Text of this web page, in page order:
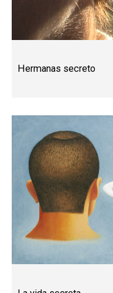
Hermanas secreto